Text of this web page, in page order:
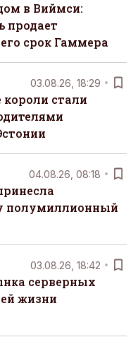
в Виймси:
продает
срок Гаммера
03.08.26, 18:29
стали
04.08.26, 08:18
полумиллионный
03.08.26, 18:42
серверных
жизни